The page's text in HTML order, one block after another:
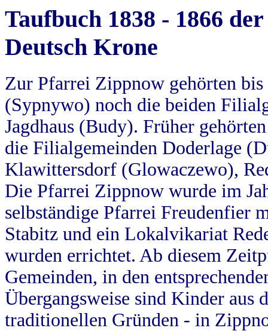
Taufbuch 1838 - 1866
Deutsch Krone
Zur Pfarrei Zippnow gehörten
(Sypnywo) noch die beiden
Jagdhaus (Budy). Früher
die Filialgemeinden Doderlage
Klawittersdorf (Glowaczewo),
Die Pfarrei Zippnow wurde im
selbständige Pfarrei Freudenfier
Stabitz und ein Lokalvikariat
wurden errichtet. Ab diesem
Gemeinden, in den
Übergangsweise sind Kinder aus
traditionellen Gründen - in